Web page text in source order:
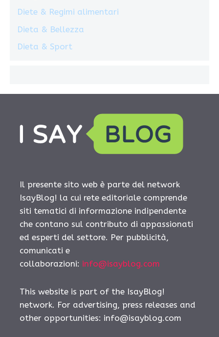
Diete & Regimi alimentari
Dieta & Bellezza
Dieta & Sport
Il presente sito web è parte del network
IsayBlog! la cui rete editoriale comprende
siti tematici di informazione indipendente
che contano sul contributo di appassionati
ed esperti del settore. Per pubblicità,
comunicati e
collaborazioni: info@isayblog.com
This website is part of the IsayBlog!
network. For advertising, press releases and
other opportunities: info@isayblog.com